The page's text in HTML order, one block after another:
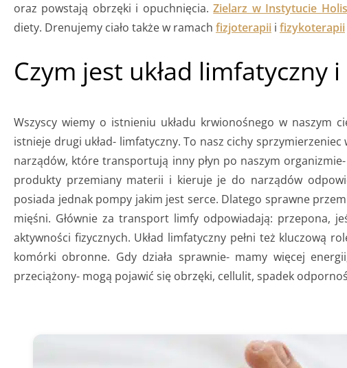
oraz powstają obrzęki i opuchnięcia.Zielarz w Instytucie
diety. Drenujemy ciało także w ramach fizjoterapii i fizykoterapii
Czym jest układ limfatyczny
Wszyscy wiemy o istnieniu układu krwionośnego w naszym
istnieje drugi układ- limfatyczny. To nasz cichy sprzymierzeniec
narządów, które transportują inny płyn po naszym
produkty przemiany materii i kieruje je do narządów
posiada jednak pompy jakim jest serce. Dlatego sprawne
mięśni. Głównie za transport limfy odpowiadają: przepona,
aktywności fizycznych. Układ limfatyczny pełni też kluczową
komórki obronne. Gdy działa sprawnie- mamy więcej
przeciążony- mogą pojawić się obrzęki, cellulit, spadek